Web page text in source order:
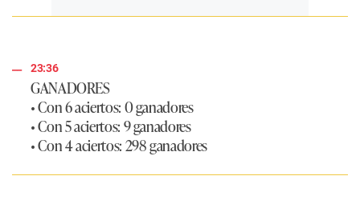
23:36
GANADORES
• Con 6 aciertos: 0 ganadores
• Con 5 aciertos: 9 ganadores
• Con 4 aciertos: 298 ganadores